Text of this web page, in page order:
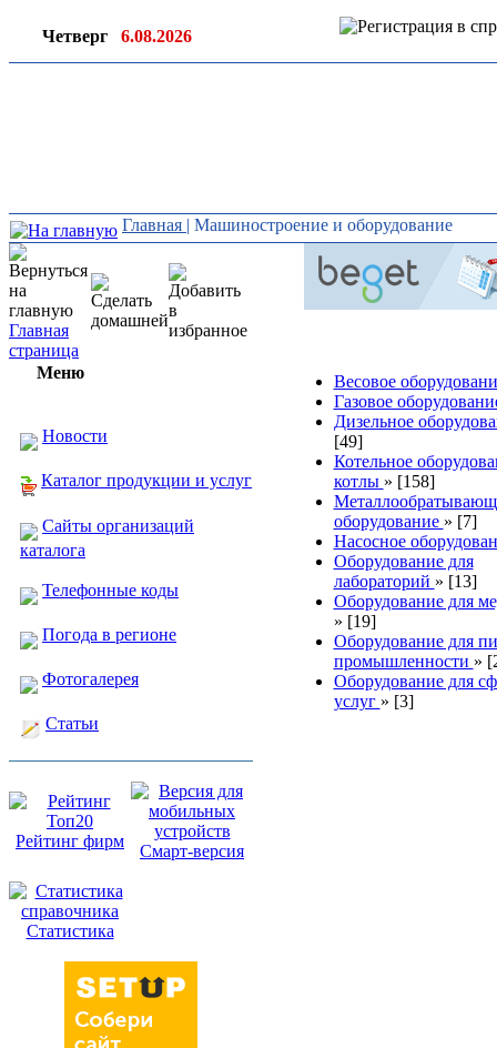
Четверг 6.08.2026
Главная | Машиностроение и оборудование
Главная
страница
Меню
Новости
Каталог продукции и услуг
Сайты организаций
каталога
Телефонные коды
Погода в регионе
Фотогалерея
Статьи
Рейтинг фирм
Смарт-версия
Статистика
Весовое
Газовое
Дизельное
[49]
Котельное
котлы » [158]
оборудование » [7]
Насосное
Оборудование для
лабораторий » [13]
Оборудование для
» [19]
Оборудование для
промышленности »
Оборудование для
услуг » [3]